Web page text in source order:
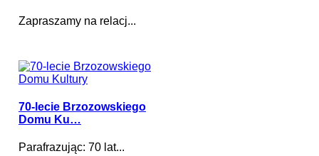
Zapraszamy na relacj...
70-lecie Brzozowskiego
Domu Ku…
Parafrazując: 70 lat...